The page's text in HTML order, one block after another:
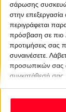
σάρωσης
στην
περιγράφεται
πρόσβαση σε πιο
προτιμήσεις σας
συναινέσετε.
προσωπικών σας
συγκατάθεσή σας,
ανακαλέσετε τη